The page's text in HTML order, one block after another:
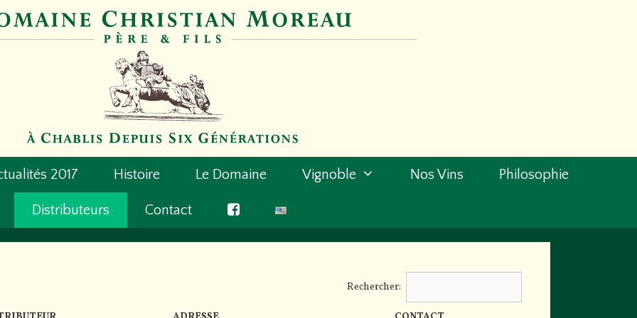
2017 Histoire Le Domaine Vignoble Nos Vins Philosophie
Distributeurs Contact
Rechercher: